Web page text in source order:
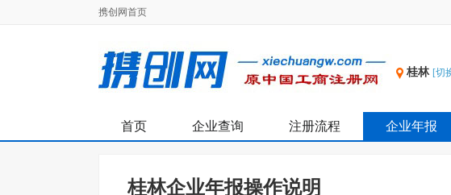
携创网首页
桂林 [切
首页 企业查询 注册流程 企业年报
桂林企业年报操作说明